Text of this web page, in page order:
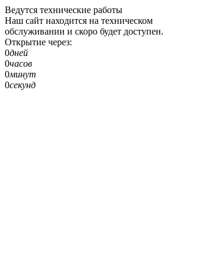
Ведутся технические работы
Наш сайт находится на техническом
обслуживании и скоро будет доступен.
Открытие через:
0дней
0часов
0минут
0секунд